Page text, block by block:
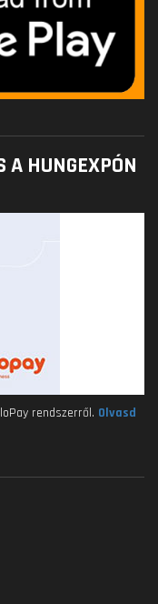
A HUNGEXPÓN
rendszerről. Olvasd